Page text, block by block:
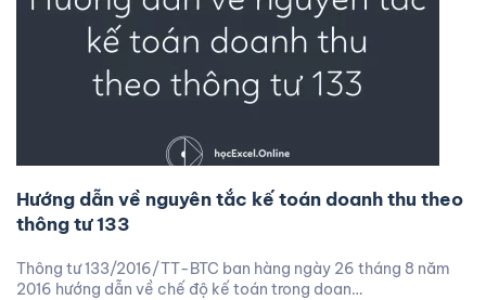
Hướng dẫn về nguyên tắc kế toán doanh thu theo
thông tư 133
Thông tư 133/2016/TT-BTC ban hàng ngày 26 tháng 8 năm
2016 hướng dẫn về chế độ kế toán trong doan…